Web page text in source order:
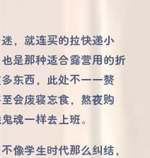
，就连买的拉快递小
是那种适合露营用的折
东西，此处不一一赘
会废寝忘食，熬夜购
魂一样去上班。
像学生时代那么纠结，